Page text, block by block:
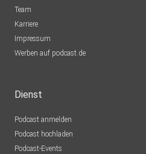
Team
Karriere
Impressum
Werben auf podcast.de
Dienst
Podcast anmelden
Podcast hochladen
Podcast-Events